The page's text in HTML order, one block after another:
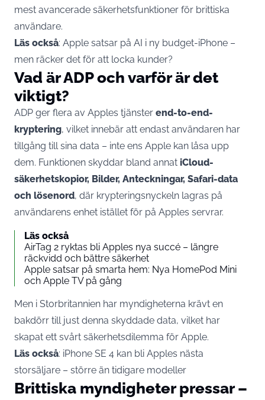
mest avancerade säkerhetsfunktioner för brittiska
användare.
Läs också: Apple satsar på AI i ny budget-iPhone –
men räcker det för att locka kunder?
Vad är ADP och varför är det
viktigt?
ADP ger flera av Apples tjänster end-to-end-
kryptering, vilket innebär att endast användaren har
tillgång till sina data – inte ens Apple kan låsa upp
dem. Funktionen skyddar bland annat iCloud-
säkerhetskopior, Bilder, Anteckningar, Safari-data
och lösenord, där krypteringsnyckeln lagras på
användarens enhet istället för på Apples servrar.
Läs också
AirTag 2 ryktas bli Apples nya succé – längre
räckvidd och bättre säkerhet
Apple satsar på smarta hem: Nya HomePod Mini
och Apple TV på gång
Men i Storbritannien har myndigheterna krävt en
bakdörr till just denna skyddade data, vilket har
skapat ett svårt säkerhetsdilemma för Apple.
Läs också: iPhone SE 4 kan bli Apples nästa
storsäljare – större än tidigare modeller
Brittiska myndigheter pressar –